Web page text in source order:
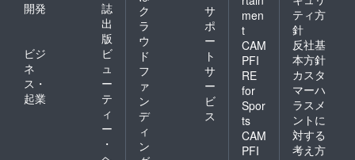
開発
誌
出
版
ビジ
ネ
ス・
起業
ビ
ュ
ー
テ
ィ
ー
・
ク
ラ
ウ
ド
フ
ァ
ン
デ
ィ
ン
サ
ポ
ー
ト
サ
ー
ビ
ス
men
t
CAM
PFI
RE
for
Spor
ts
CAM
PFI
ティ方
針
反社基
本方針
カスタ
マーハ
ラスメ
ントに
対する
考え方